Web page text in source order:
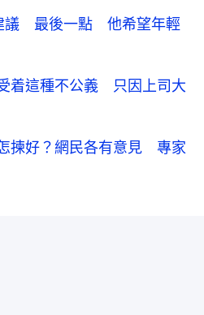
議 最後一點 他希望年輕
着這種不公義 只因上司大
揀好？網民各有意見 專家